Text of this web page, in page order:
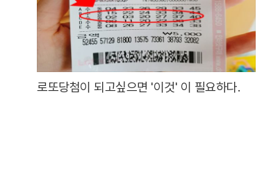
로또당첨이 되고싶으면 '이것' 이 필요하다.